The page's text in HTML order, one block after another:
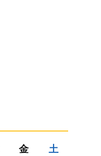
金
土